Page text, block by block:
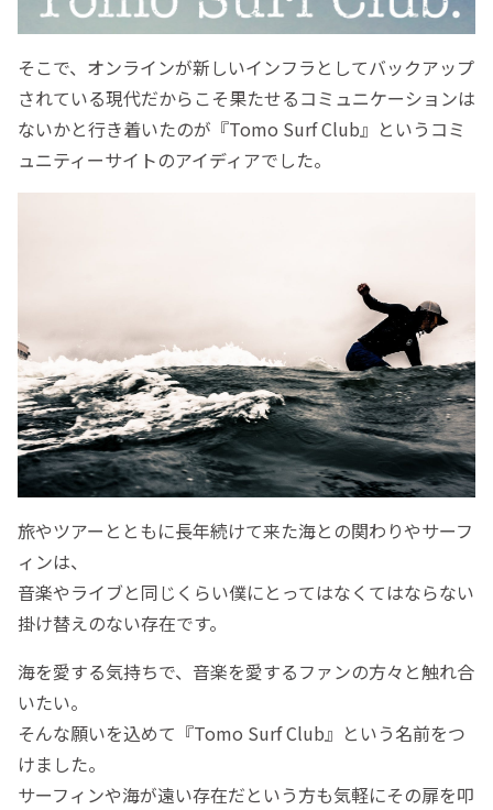
そこで、オンラインが新しいインフラとしてバックアップ
されている現代だからこそ果たせるコミュニケーションは
ないかと行き着いたのが『Tomo Surf Club』というコミ
ュニティーサイトのアイディアでした。
旅やツアーとともに長年続けて来た海との関わりやサーフ
ィンは、
音楽やライブと同じくらい僕にとってはなくてはならない
掛け替えのない存在です。
海を愛する気持ちで、音楽を愛するファンの方々と触れ合
いたい。
そんな願いを込めて『Tomo Surf Club』という名前をつ
けました。
サーフィンや海が遠い存在だという方も気軽にその扉を叩